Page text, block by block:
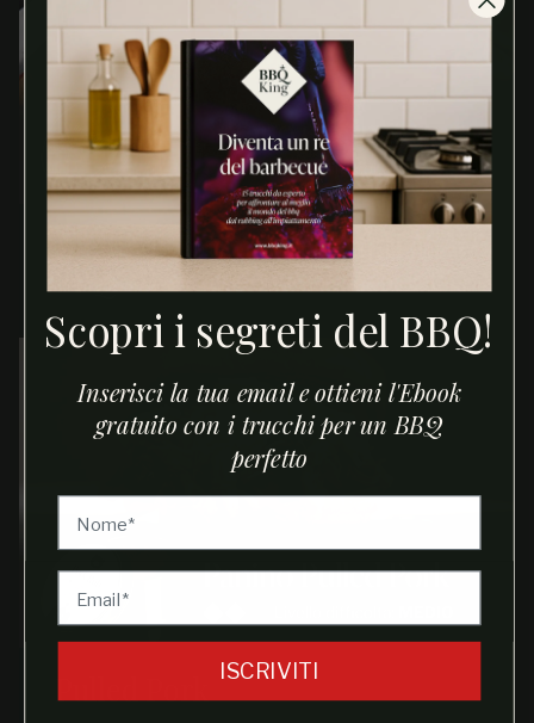
Anelli di Totano Gratinati al
BBQ
Scopri i segreti del BBQ!
Inserisci la tua email e ottieni l'Ebook
gratuito con i trucchi per un BBQ
perfetto
ISCRIVITI